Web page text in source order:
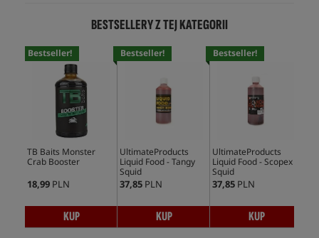
BESTSELLERY Z TEJ KATEGORII
Bestseller!
TB Baits Monster
Crab Booster
18,99 PLN
KUP
Bestseller!
UltimateProducts
Liquid Food - Tangy
Squid
37,85 PLN
KUP
Bestseller!
UltimateProducts
Liquid Food - Scopex
Squid
37,85 PLN
KUP